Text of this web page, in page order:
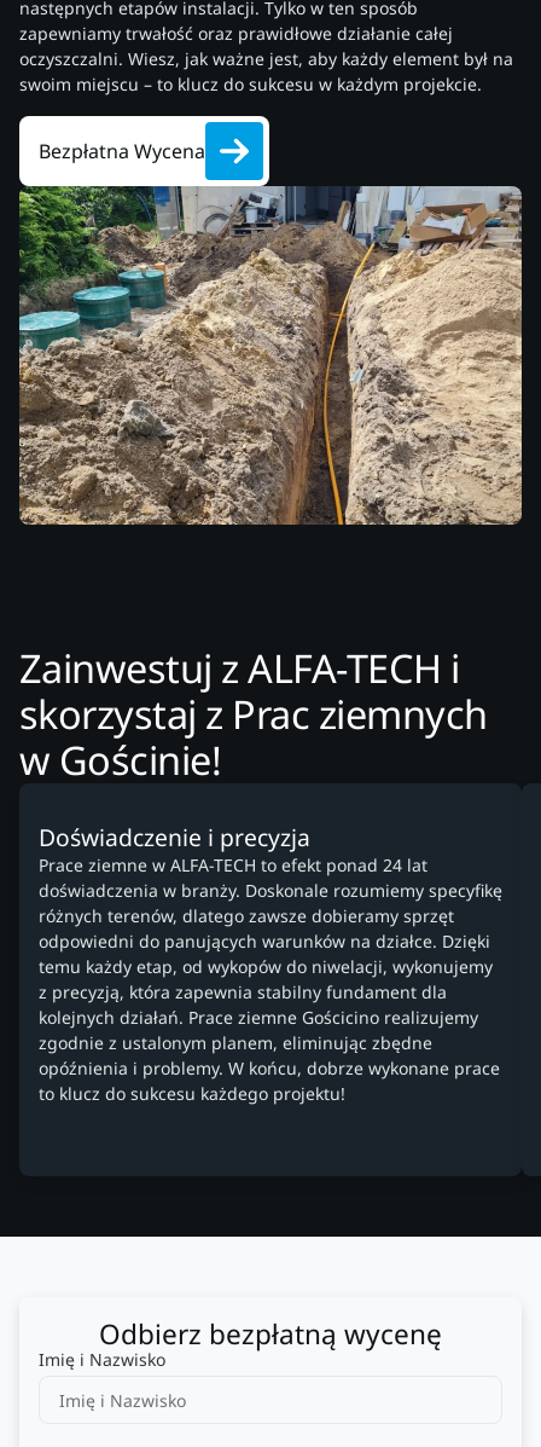
następnych etapów instalacji. Tylko w ten sposób
zapewniamy trwałość oraz prawidłowe działanie całej
oczyszczalni. Wiesz, jak ważne jest, aby każdy element był na
swoim miejscu – to klucz do sukcesu w każdym projekcie.
Bezpłatna Wycena
Zainwestuj z ALFA-TECH i
skorzystaj z Prac ziemnych
w Gościnie!
Doświadczenie i precyzja
Prace ziemne w ALFA-TECH to efekt ponad 24 lat
doświadczenia w branży. Doskonale rozumiemy specyfikę
różnych terenów, dlatego zawsze dobieramy sprzęt
odpowiedni do panujących warunków na działce. Dzięki
temu każdy etap, od wykopów do niwelacji, wykonujemy
z precyzją, która zapewnia stabilny fundament dla
kolejnych działań. Prace ziemne Gościcino realizujemy
zgodnie z ustalonym planem, eliminując zbędne
opóźnienia i problemy. W końcu, dobrze wykonane prace
to klucz do sukcesu każdego projektu!
Odbierz bezpłatną wycenę
Imię i Nazwisko